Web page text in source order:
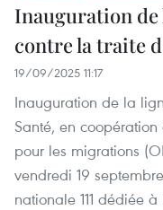
Inauguration de
contre la traite
19/09/2025 11:17
Inauguration de la
Santé, en
pour les migrations
vendredi 19
nationale 111 dédiée